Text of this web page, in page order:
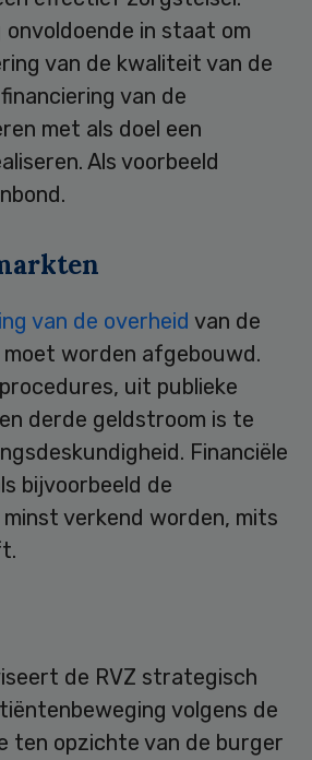
in staat om
van de kwaliteit van de
van de
met als doel een
Als voorbeeld
van de overheid van de
worden afgebouwd.
uit publieke
derde geldstroom is te
Financiële
bijvoorbeeld de
verkend worden, mits
de RVZ strategisch
volgens de
ten opzichte van de burger